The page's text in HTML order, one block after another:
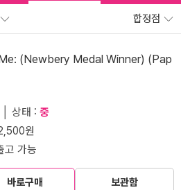
합정점
(Newbery Medal Winner) (Pap
상태 : 중
원
고 가능
바로구매 보관함